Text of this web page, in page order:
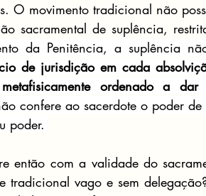
O movimento tradicional não
sacramental de suplência,
da Penitência, a suplência
de jurisdição em cada
ordenado a
confere ao sacerdote o poder
poder.
então com a validade do
tradicional vago e sem